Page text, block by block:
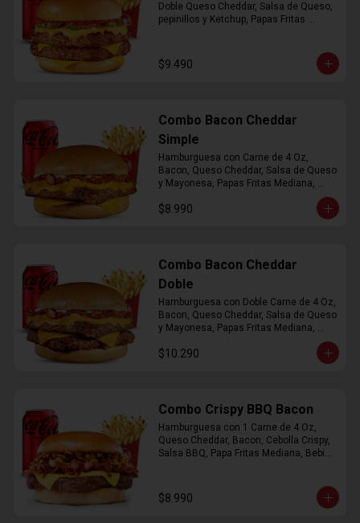
Doble Queso Cheddar, Salsa de Queso,
pepinillos y Ketchup, Papas Fritas
$9.490
Combo Bacon Cheddar
Simple
Hamburguesa con Carne de 4 Oz,
Bacon, Queso Cheddar, Salsa de Queso
y Mayonesa, Papas Fritas Mediana,
$8.990
Combo Bacon Cheddar
Doble
Hamburguesa con Doble Carne de 4 Oz,
Bacon, Queso Cheddar, Salsa de Queso
y Mayonesa, Papas Fritas Mediana,
$10.290
Combo Crispy BBQ Bacon
Hamburguesa con 1 Carne de 4 Oz,
Queso Cheddar, Bacon, Cebolla Crispy,
Salsa BBQ, Papa Fritas Mediana, Bebida
$8.990